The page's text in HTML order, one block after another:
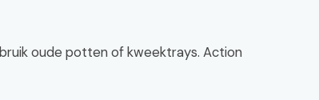
oude potten of kweektrays. Action